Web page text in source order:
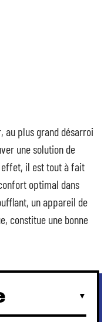
au plus grand désarroi
une solution de
effet, il est tout à fait
optimal dans
un appareil de
constitue une bonne